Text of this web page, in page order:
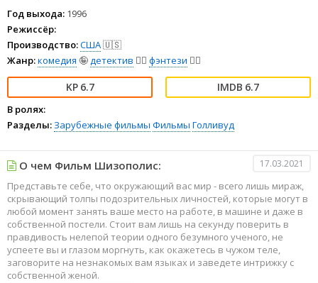
Год выхода: 1996
Режиссёр:
Производство:США🇺🇸
Жанр:комедия 🤪детектив 🕵️‍♂️ фэнтези 🧝‍♂️
6.7 6.7
В ролях:
Разделы: Зарубежные фильмы Фильмы Голливуд
О чем Фильм Шизополис: 17.03.2021
Представьте себе, что окружающий вас мир - всего лишь мираж,
скрывающий толпы подозрительных личностей, которые могут в
любой момент занять ваше место на работе, в машине и даже в
собственной постели. Стоит вам лишь на секунду поверить в
правдивость нелепой теории одного безумного ученого, не
успеете вы и глазом моргнуть, как окажетесь в чужом теле,
заговорите на незнакомых вам языках и заведете интрижку с
собственной женой.